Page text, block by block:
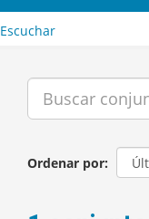
n
tEscuchar
Ordenar por